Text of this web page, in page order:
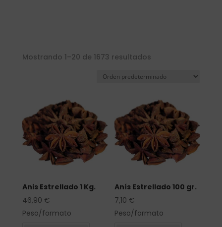
Mostrando 1–20 de 1673 resultados
Anis Estrellado 1 Kg.
46,90 €
Peso/formato
Anís Estrellado 100 gr.
7,10 €
Peso/formato